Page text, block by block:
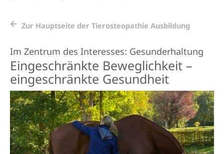
Zur Hauptseite der Tierosteopathie Ausbildung
Im Zentrum des Interesses: Gesunderhaltung
Eingeschränkte Beweglichkeit –
eingeschränkte Gesundheit